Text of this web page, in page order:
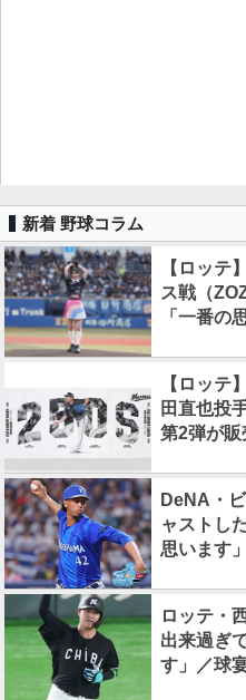
新着 野球コラム
【ロッテ
ス戦（
「一番の
【ロッテ
田直也投
第2弾が販
DeNA・
ャストし
思います
ロッテ・
出来過ぎ
す」／球